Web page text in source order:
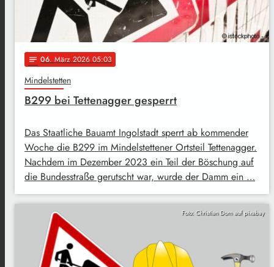
notes 06. März 2026 05:03
Mindelstetten
B299 bei Tettenagger gesperrt
Das Staatliche Bauamt Ingolstadt sperrt ab kommender
Woche die B299 im Mindelstettener Ortsteil Tettenagger.
Nachdem im Dezember 2023 ein Teil der Böschung auf
die Bundesstraße gerutscht war, wurde der Damm ein …
Foto: Christian Dorn auf pixabay